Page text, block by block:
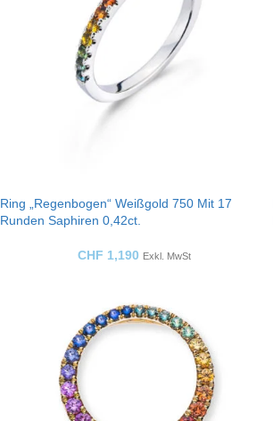
Ring „Regenbogen“ Weißgold 750 Mit 17
Runden Saphiren 0,42ct.
CHF 1,190 Exkl. MwSt